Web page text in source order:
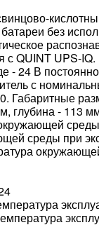
без
с QUINT UPS-
- 24 В
с
Габаритные
глубина - 113
среды при